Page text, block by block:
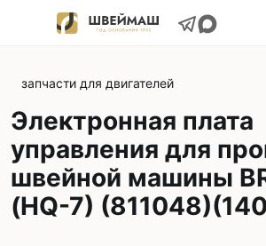
запчасти для двигателей
Электронная плата
управления для
швейной машины
(HQ-7)